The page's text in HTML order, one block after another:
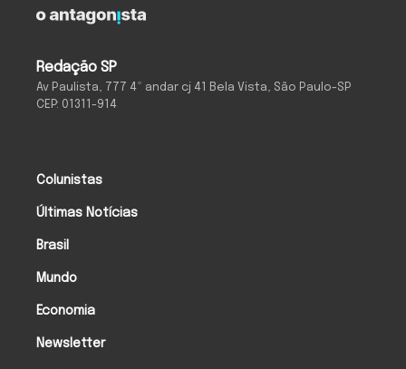
Redação SP
Av Paulista, 777 4º andar cj 41 Bela Vista, São Paulo-SP
CEP: 01311-914
Colunistas
Últimas Notícias
Brasil
Mundo
Economia
Newsletter